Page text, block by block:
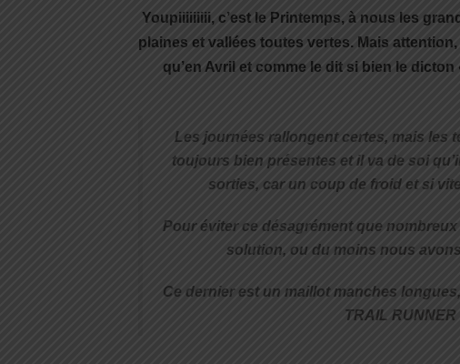
Youpiiiiiiiii, c’est le Printemps, à nous les
plaines et vallées toutes vertes. Mais
qu’en Avril et comme le dit si bien le
Les journées rallongent certes, mais les
toujours bien présentes et il va de soi
sorties, car un coup de froid et si
Pour éviter ce désagrément que
solution, ou du moins nous
Ce dernier est un maillot manches
TRAIL RUNNER